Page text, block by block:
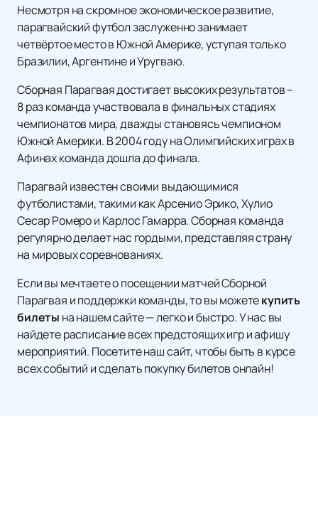
Несмотря на скромное экономическое развитие,
парагвайский футбол заслуженно занимает
четвёртое место в Южной Америке, уступая только
Бразилии, Аргентине и Уругваю.
Сборная Парагвая достигает высоких результатов –
8 раз команда участвовала в финальных стадиях
чемпионатов мира, дважды становясь чемпионом
Южной Америки. В 2004 году на Олимпийских играх в
Афинах команда дошла до финала.
Парагвай известен своими выдающимися
футболистами, такими как Арсенио Эрико, Хулио
Сесар Ромеро и Карлос Гамарра. Сборная команда
регулярно делает нас гордыми, представляя страну
на мировых соревнованиях.
Если вы мечтаете о посещении матчей Сборной
Парагвая и поддержки команды, то вы можетекупить
билеты на нашем сайте — легко и быстро. У нас вы
найдете расписание всех предстоящих игр и афишу
мероприятий. Посетите наш сайт, чтобы быть в курсе
всех событий и сделать покупку билетов онлайн!